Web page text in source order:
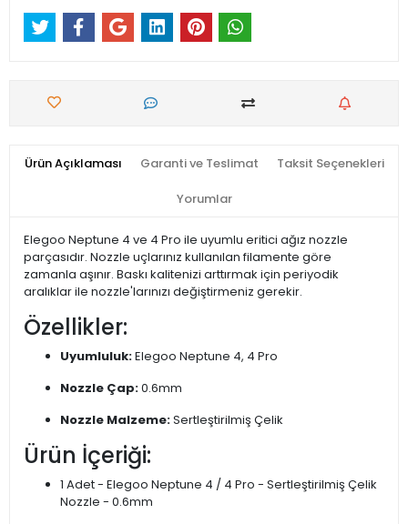
Ürün Açıklaması Garanti ve Teslimat Taksit Seçenekleri
Yorumlar
Elegoo Neptune 4 ve 4 Pro ile uyumlu eritici ağız nozzle
parçasıdır. Nozzle uçlarınız kullanılan filamente göre
zamanla aşınır. Baskı kalitenizi arttırmak için periyodik
aralıklar ile nozzle'larınızı değiştirmeniz gerekir.
Özellikler:
Uyumluluk:Elegoo Neptune 4, 4 Pro
Nozzle Çap:0.6mm
Nozzle Malzeme:Sertleştirilmiş Çelik
Ürün İçeriği:
1 Adet - Elegoo Neptune 4 / 4 Pro - Sertleştirilmiş Çelik
Nozzle - 0.6mm